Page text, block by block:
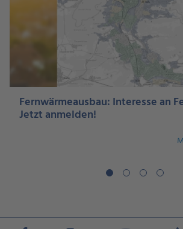
Fernwärmeausbau: Interesse an
Jetzt anmelden!